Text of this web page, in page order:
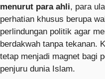
menurut para ahli, para
perhatian khusus berupa
perlindungan politik agar
berdakwah tanpa tekanan.
tetap menjadi magnet bagi
penjuru dunia Islam.